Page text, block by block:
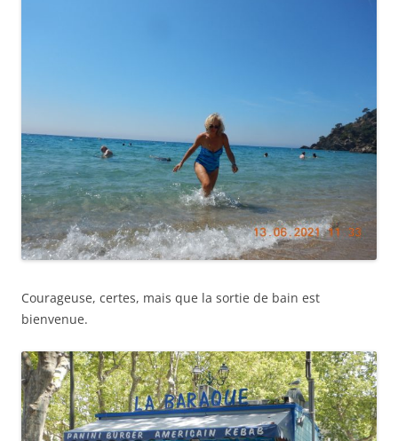
Courageuse, certes, mais que la sortie de bain est
bienvenue.